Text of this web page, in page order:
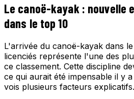
Le canoë-kayak : nouvelle
dans le top 10
L'arrivée du canoë-kayak dans
licenciés représente l'une des
ce classement. Cette discipline
ce qui aurait été impensable il y
vois plusieurs facteurs explicatifs.